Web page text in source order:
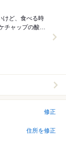
修正
住所を修正